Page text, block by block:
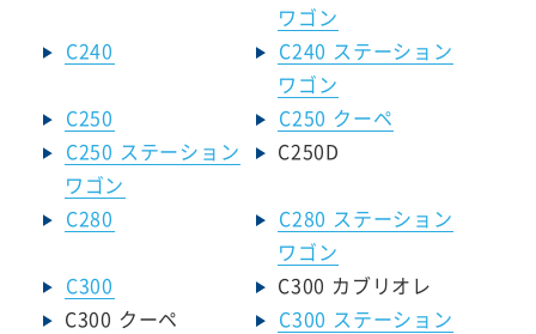
ワゴン
C240
C240 ステーション
ワゴン
C250
C250 クーペ
C250 ステーション
ワゴン
C250D
C280
C280 ステーション
ワゴン
C300
C300 カブリオレ
C300 クーペ
C300 ステーション